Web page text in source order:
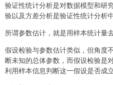
验证性统计分析是对数据模型和研
验以及方差分析是验证性统计分析
所谓参数估计，就是用样本统计量
假设检验与参数估计类似，但角度
断未知的总体参数，而假设检验是
利用样本信息判断这一假设是否成立